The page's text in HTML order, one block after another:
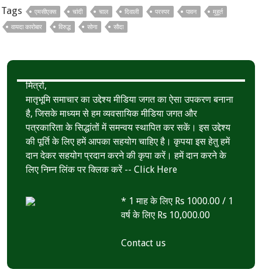
o
e
s
p
p
r
Tags एमसीएक्स चांदी चाल दिवाली परस्पर पावन
मुहूर्त
वायदा कारोबार
विरुद्ध सोना सौदा
मित्रों,
मातृभूमि समाचार का उद्देश्य मीडिया जगत का ऐसा उपकरण बनाना
है, जिसके माध्यम से हम व्यवसायिक मीडिया जगत और
पत्रकारिता के सिद्धांतों में समन्वय स्थापित कर सकें। इस उद्देश्य
की पूर्ति के लिए हमें आपका सहयोग चाहिए है। कृपया इस हेतु हमें
दान देकर सहयोग प्रदान करने की कृपा करें। हमें दान करने के
लिए निम्न लिंक पर क्लिक करें --Click Here
* 1 माह के लिए Rs 1000.00 / 1
वर्ष के लिए Rs 10,000.00
Contact us